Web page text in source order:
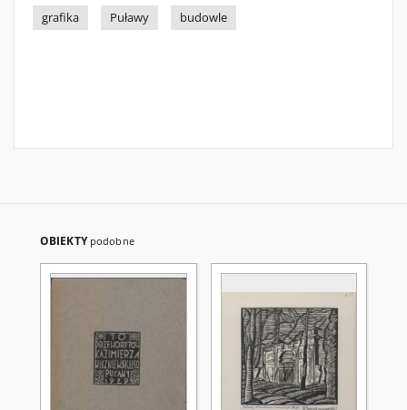
grafika
Puławy budowle
OBIEKTY podobne